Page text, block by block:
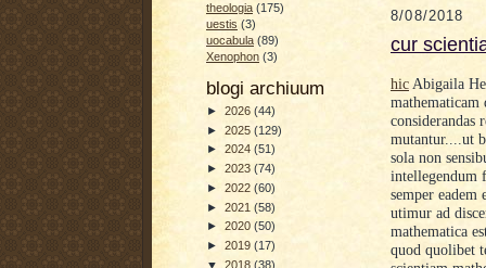
theologia (175)
uestis (3)
uocabula (89)
Xenophon (3)
blogi archiuum
► 2026 (44)
► 2025 (129)
► 2024 (51)
► 2023 (74)
► 2022 (60)
► 2021 (58)
► 2020 (50)
► 2019 (17)
▼ 2018 (38)
8/08/2018
cur
hic Abigaila
mathematicam
considerandas
mutantur....ut
sola non
intellegendum
semper eadem
utimur ad
mathematica
quod quolibet